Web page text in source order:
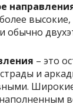
обычно
– это
и